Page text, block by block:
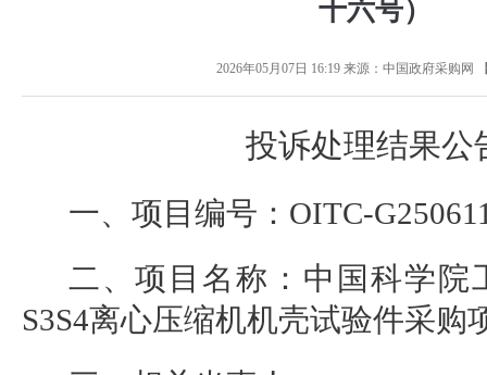
十六号）
2026年05月07日 16:19来源： 中国政府采购网
投诉处理结果公
一、项目编号： OITC-
二、项目名称： 中国科学院
S3S4离心压缩机机壳试验件采购